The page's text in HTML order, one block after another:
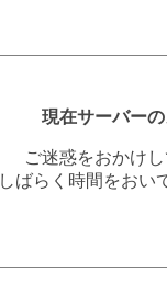
現在サーバーの
ご迷惑をおかけ
しばらく時間をおい